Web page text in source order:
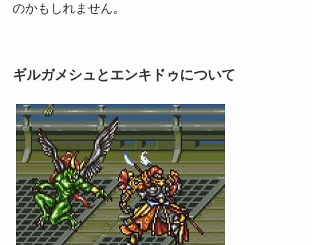
のかもしれません。
ギルガメシュとエンキドゥについて